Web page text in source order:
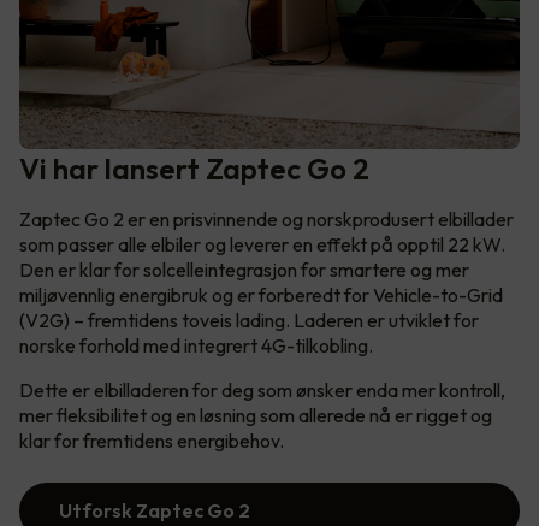
Vi har lansert Zaptec Go 2
Zaptec Go 2 er en prisvinnende og norskprodusert elbillader
som passer alle elbiler og leverer en effekt på opptil 22 kW.
Den er klar for solcelleintegrasjon for smartere og mer
miljøvennlig energibruk og er forberedt for Vehicle-to-Grid
(V2G) – fremtidens toveis lading. Laderen er utviklet for
norske forhold med integrert 4G-tilkobling.
Dette er elbilladeren for deg som ønsker enda mer kontroll,
mer fleksibilitet og en løsning som allerede nå er rigget og
klar for fremtidens energibehov.
Utforsk Zaptec Go 2